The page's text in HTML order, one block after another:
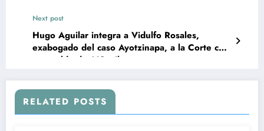
Next post
Hugo Aguilar integra a Vidulfo Rosales,
exabogado del caso Ayotzinapa, a la Corte con
un sueldo de 118 mil pesos
RELATED POSTS